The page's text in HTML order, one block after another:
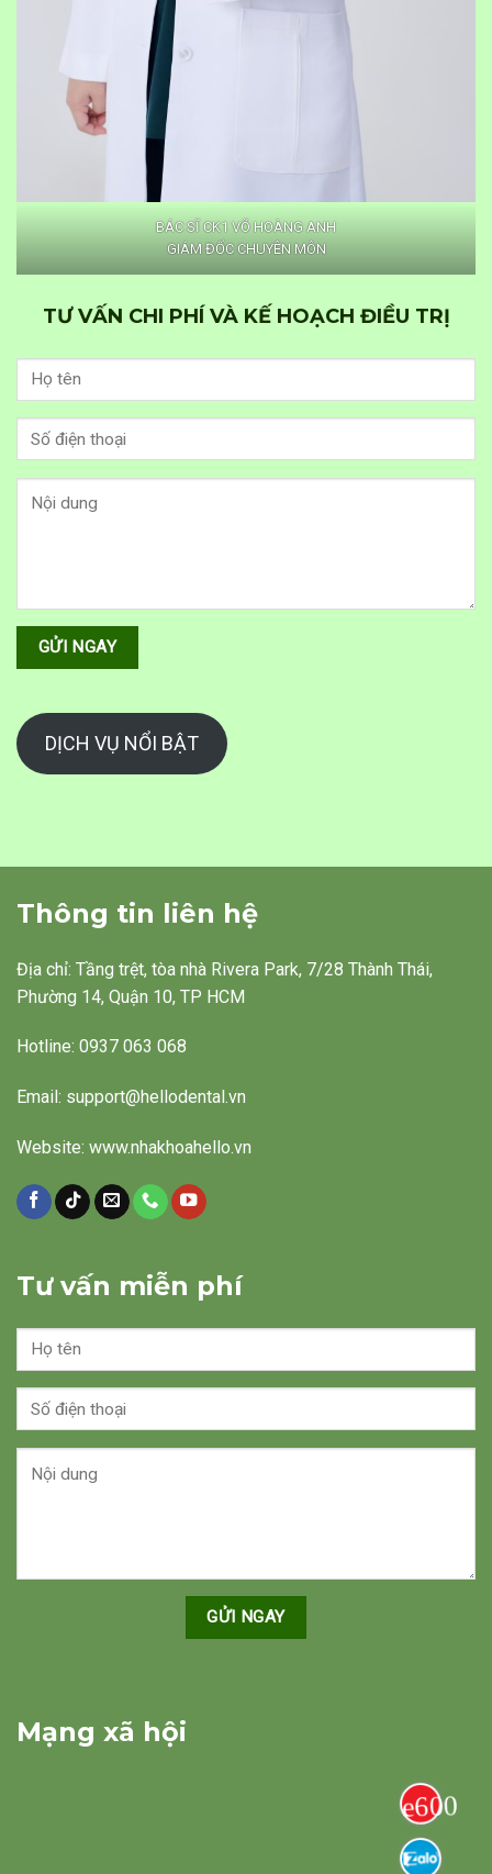
BÁC SĨ CK1 VÕ HOÀNG ANH
GIÁM ĐỐC CHUYÊN MÔN
TƯ VẤN CHI PHÍ VÀ KẾ HOẠCH ĐIỀU TRỊ
DỊCH VỤ NỔI BẬT
Thông tin liên hệ
Địa chỉ: Tầng trệt, tòa nhà Rivera Park, 7/28 Thành Thái,
Phường 14, Quận 10, TP HCM
Hotline: 0937 063 068
Email: support@hellodental.vn
Website: www.nhakhoahello.vn
Tư vấn miễn phí
Mạng xã hội